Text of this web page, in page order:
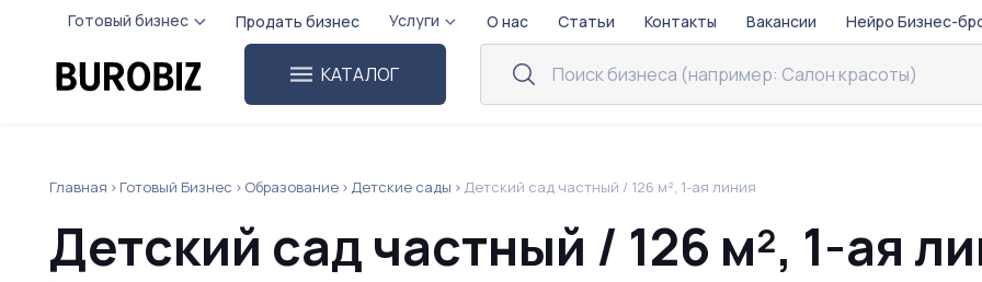
Готовый бизнес Продать бизнес Услуги О нас Статьи Контакты Вакансии Нейро Бизнес-
КАТАЛОГ
Главная Готовый Бизнес Образование Детские сады Детский сад частный / 126 м², 1-ая линия
Детский сад частный / 126 м², 1-ая